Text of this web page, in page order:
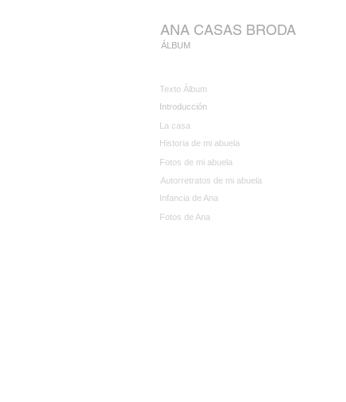
ANA CASAS BRODA
ÁLBUM
Texto Álbum
Introducción
La casa
Historia de mi abuela
Fotos de mi abuela
Autorretratos de mi abuela
Infancia de Ana
Fotos de Ana